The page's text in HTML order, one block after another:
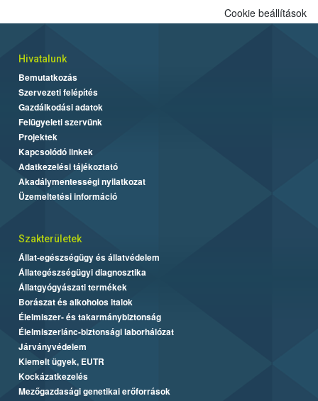
Cookie beállítások
Hivatalunk
Bemutatkozás
Szervezeti felépítés
Gazdálkodási adatok
Felügyeleti szervünk
Projektek
Kapcsolódó linkek
Adatkezelési tájékoztató
Akadálymentességi nyilatkozat
Üzemeltetési információ
Szakterületek
Állat-egészségügy és állatvédelem
Állategészségügyi diagnosztika
Állatgyógyászati termékek
Borászat és alkoholos italok
Élelmiszer- és takarmánybiztonság
Élelmiszerlánc-biztonsági laborhálózat
Járványvédelem
Kiemelt ügyek, EUTR
Kockázatkezelés
Mezőgazdasági genetikai erőforrások